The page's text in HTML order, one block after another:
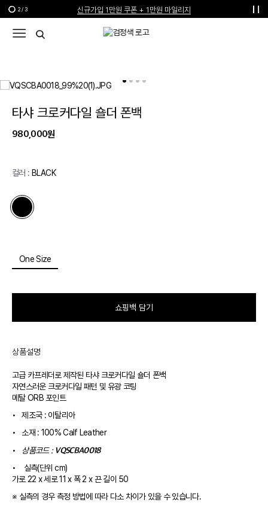
신규가입 1만원 쿠폰 + 1만원 마일리지
선물 포장재 제공 서비스
2 / 3
타샤 크로커다일 숄더 폰백
980,000원
컬러 : BLACK
One Size
쇼핑백 담기
상품설명
고급 카프레더로 제작된 타샤 크로커다일 숄더 폰백
자연스러운 크로커다일 패턴 및 유광 코팅
메탈 ORB 포인트
•
제조국 : 이탈리아
•
소재 : 100% Calf Leather
•
상품코드 :VQSCBA0018
•
실측(단위 cm)
가로 22 x 세로 11 x 폭 2 x 끈 길이 50
※ 실측의 경우 측정 방법에 따라 다소 차이가 있을 수 있습니다.